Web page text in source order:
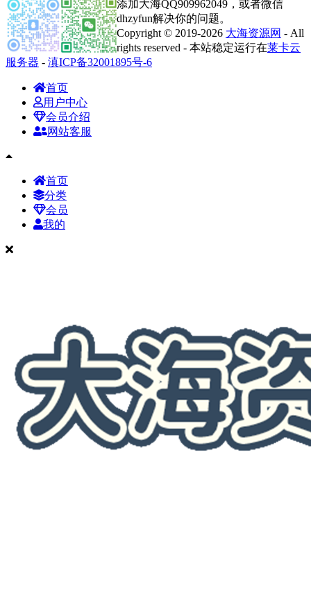
添加大海QQ909962049，或者微信
dhzyfun解决你的问题。
Copyright © 2019-2026 大海资源网 - All
rights reserved - 本站稳定运行在莱卡云
服务器 - 滇ICP备32001895号-6
首页
用户中心
会员介绍
网站客服
首页
分类
会员
我的